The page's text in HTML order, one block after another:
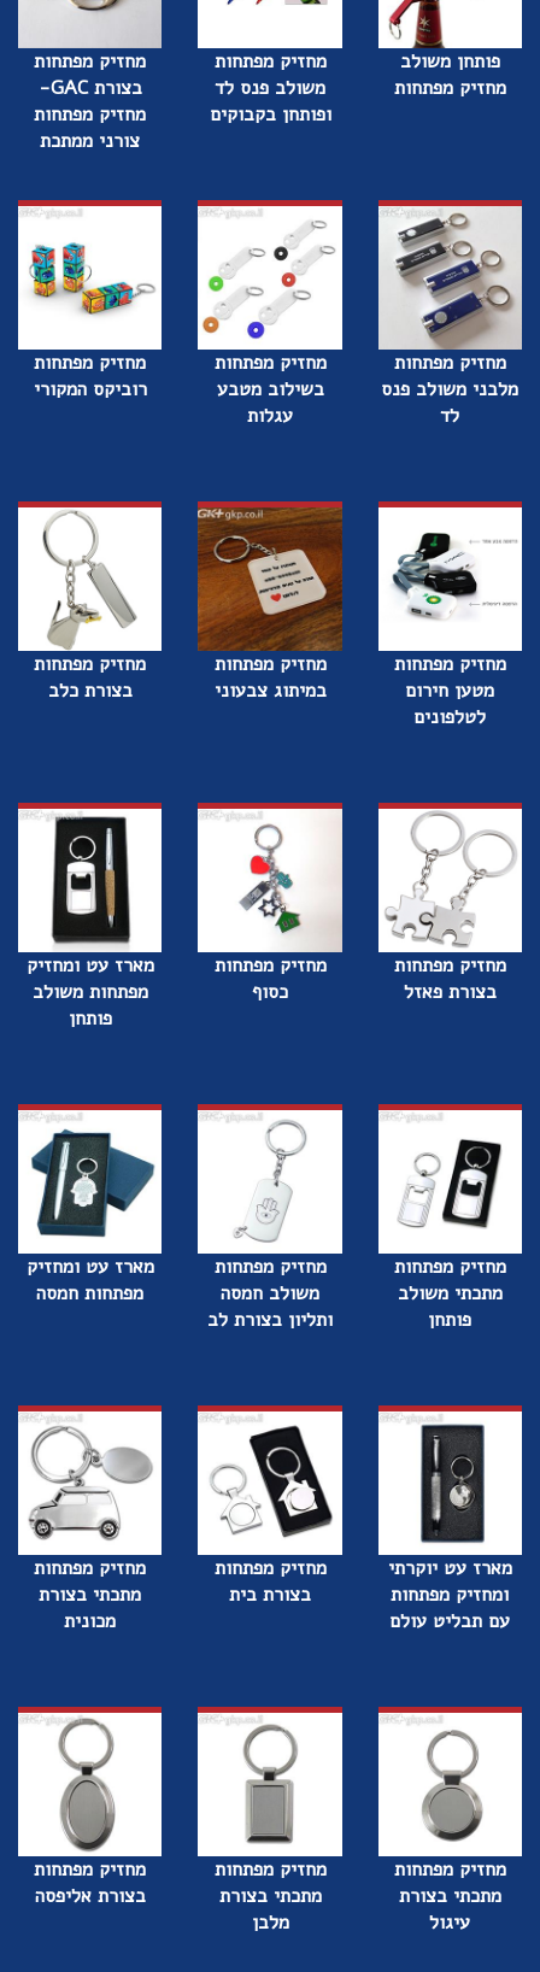
פותחן משולב
מחזיק מפתחות
מחזיק מפתחות
משולב פנס לד
ופותחן בקבוקים
מחזיק מפתחות
בצורת GAC-
מחזיק מפתחות
צורני ממתכת
מחזיק מפתחות
מלבני משולב פנס
לד
מחזיק מפתחות
בשילוב מטבע
עגלות
מחזיק מפתחות
רוביקס המקורי
מחזיק מפתחות
מטען חירום
לטלפונים
מחזיק מפתחות
במיתוג צבעוני
מחזיק מפתחות
בצורת כלב
מחזיק מפתחות
בצורת פאזל
מחזיק מפתחות
כסוף
מארז עט ומחזיק
מפתחות משולב
פותחן
מחזיק מפתחות
מתכתי משולב
פותחן
מחזיק מפתחות
משולב חמסה
ותליון בצורת לב
מארז עט ומחזיק
מפתחות חמסה
מארז עט יוקרתי
ומחזיק מפתחות
עם תבליט עולם
מחזיק מפתחות
בצורת בית
מחזיק מפתחות
מתכתי בצורת
מכונית
מחזיק מפתחות
מתכתי בצורת
עיגול
מחזיק מפתחות
מתכתי בצורת
מלבן
מחזיק מפתחות
בצורת אליפסה